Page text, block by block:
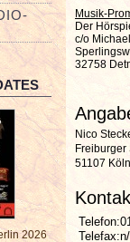
2026
Musik-
Der
c/o
32758
Nico
Freiburger
51107 Köln
Telefon:
Telefax: